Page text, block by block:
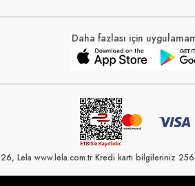
Daha fazlası için
Lela www.lela.com.tr Kredi kartı bilgileriniz 256